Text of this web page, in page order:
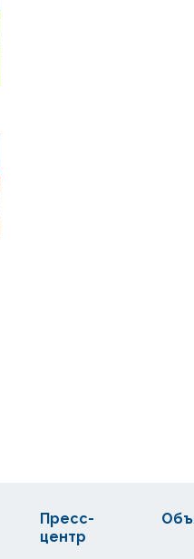
Пресс-
центр